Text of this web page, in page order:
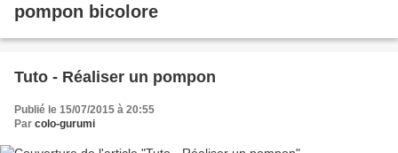
pompon bicolore
Tuto - Réaliser un pompon
Publié le 15/07/2015 à 20:55
Par colo-gurumi